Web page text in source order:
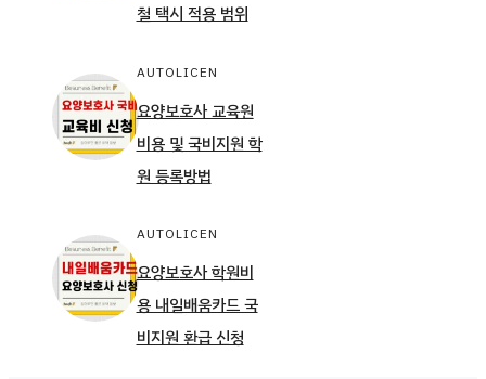
철 택시 적용 범위
AUTOLICEN
요양보호사 교육원
비용 및 국비지원 학
원 등록방법
AUTOLICEN
요양보호사 학원비
용 내일배움카드 국
비지원 환급 신청